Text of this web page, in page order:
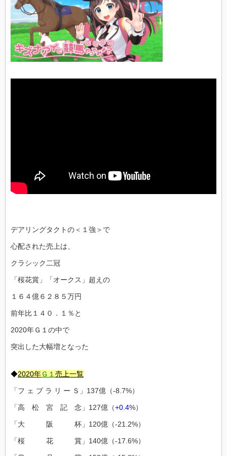
デアリングタクトの＜１強＞で
心配された売上は、
クラシック二冠
「桜花賞」「オークス」超えの
１６４億６２８５万円
前年比１４０．１％と
2020年Ｇ１の中で
突出した大幅増となった
◆2020年Ｇ１ 売上一覧
「フ ェ ブ ラ リ ー Ｓ」137億（-8.7%）
「高 松 宮 記 念」127億（+0.4%）
「大 阪 杯」120億（-21.2%）
「桜 花 賞」140億（-17.6%）